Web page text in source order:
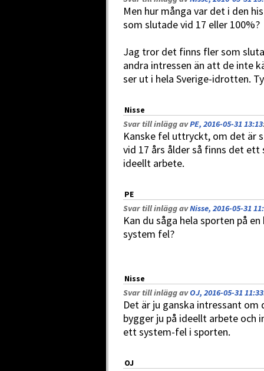
Men hur många var det i den
som slutade vid 17 eller 100%?
Jag tror det finns fler som
andra intressen än att de inte
ser ut i hela Sverige-idrotten.
Nisse
Svar till inlägg avPE, 2016-05-31 13:13
Kanske fel uttryckt, om det är
vid 17 års ålder så finns det
ideellt arbete.
PE
Svar till inlägg avNisse, 2016-05-31
Kan du såga hela sporten på
system fel?
Nisse
Svar till inlägg avOJ, 2016-05-31 11:33
Det är ju ganska intressant
bygger ju på ideellt arbete och
ett system-fel i sporten.
OJ